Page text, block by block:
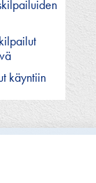
käyntiin